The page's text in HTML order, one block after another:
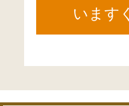
います